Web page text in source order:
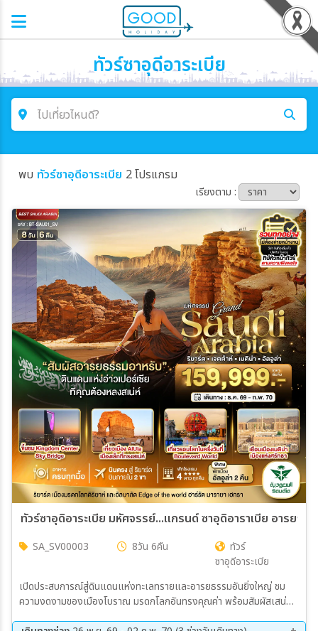
ทัวร์ซาอุดีอาระเบีย
ไปเที่ยวไหนดี?
ค้นหาโปรแกรมทัวร์
โซน
ประเทศ
เมือง
สายการบิน
ตั้งแต่วันที่
ถึงวันที่
เฉพาะเดือน
เฉพาะเทศกาล
พบ ทัวร์ซาอุดีอาระเบีย 2 โปรแกรม
เรียงตาม :
ทัวร์ซาอุดิอาระเบีย มหัศจรรย์...แกรนด์ ซาอุดิอาราเบีย อารยธ
SA_SV00003 8วัน 6คืน
ทัวร์
ซาอุดีอาระเบีย
เปิดประสบการณ์สู่ดินแดนแห่งทะเลทรายและอารยธรรมอันยิ่งใหญ่ ชม
ความงดงามของเมืองโบราณ มรดกโลกอันทรงคุณค่า พร้อมสัมผัสเสน่ห์